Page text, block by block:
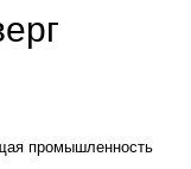
промышленность